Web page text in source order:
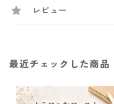
レビュー
最近チェックした商品